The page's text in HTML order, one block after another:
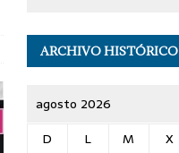
ARCHIVO HISTÓRICO
agosto 2026
D
L M X